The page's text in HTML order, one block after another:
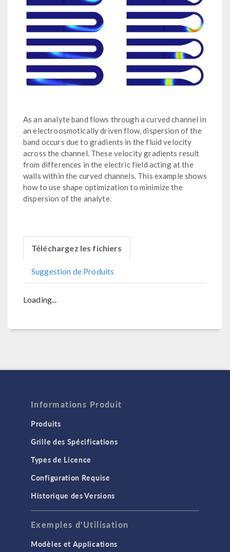
As an analyte band flows through a curved channel in
an electroosmotically driven flow, dispersion of the
band occurs due to gradients in the fluid velocity
across the channel. These velocity gradients result
from differences in the electric field acting at the
walls within the curved channels. This example shows
how to use shape optimization to minimize the
dispersion of the analyte.
Téléchargez les fichiers
Suggestion de Produits
Loading...
Informations Produit
Produits
Grille des Spécifications
Types de Licence
Configuration Requise
Historique des Versions
Exemples d'Utilisation
Modèles et Applications